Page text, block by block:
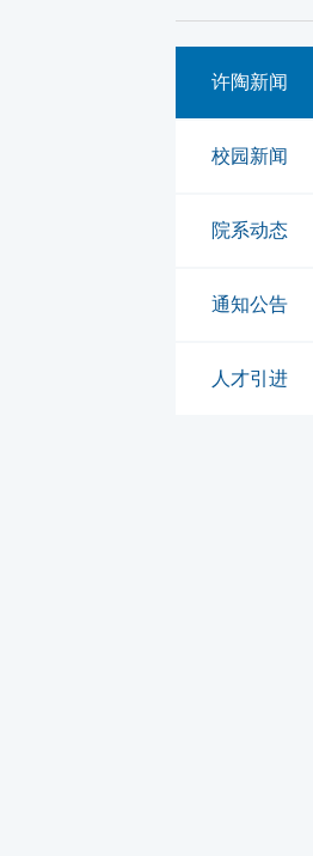
许陶新闻
校园新闻
院系动态
通知公告
人才引进